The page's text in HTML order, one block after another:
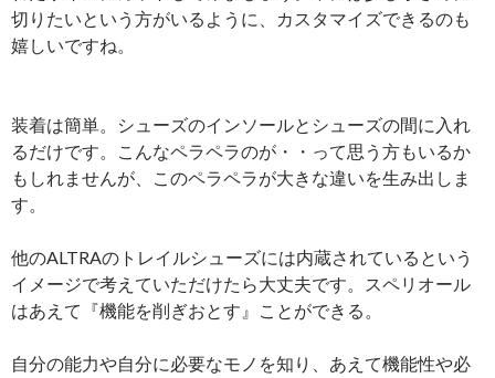
切りたいという方がいるように、カスタマイズできるのも
嬉しいですね。
装着は簡単。シューズのインソールとシューズの間に入れ
るだけです。こんなペラペラのが・・って思う方もいるか
もしれませんが、このペラペラが大きな違いを生み出しま
す。
他のALTRAのトレイルシューズには内蔵されているという
イメージで考えていただけたら大丈夫です。スペリオール
はあえて『機能を削ぎおとす』ことができる。
自分の能力や自分に必要なモノを知り、あえて機能性や必